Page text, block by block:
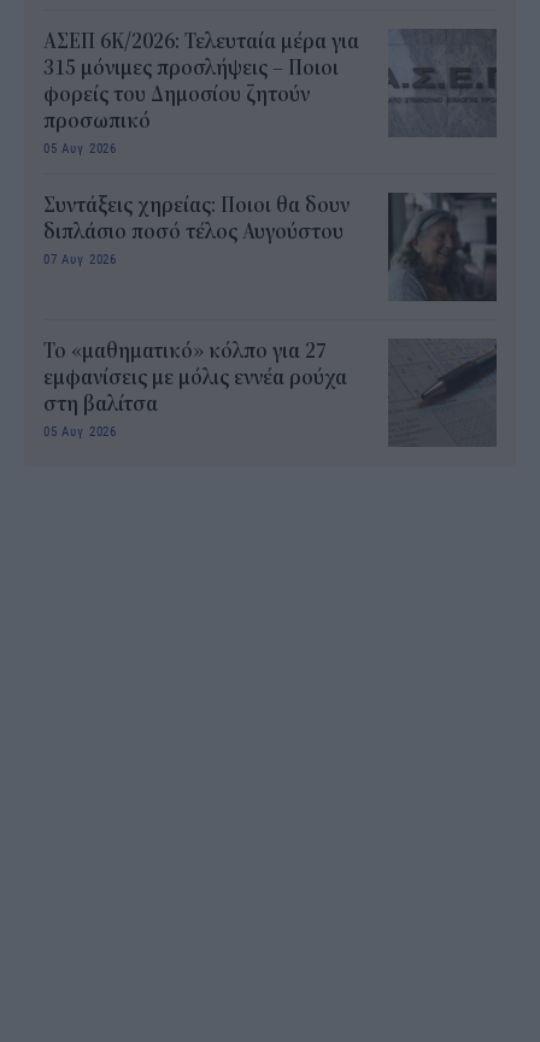
ΑΣΕΠ 6Κ/2026: Τελευταία μέρα για
315 μόνιμες προσλήψεις – Ποιοι
φορείς του Δημοσίου ζητούν
προσωπικό
05 Αυγ 2026
Συντάξεις χηρείας: Ποιοι θα δουν
διπλάσιο ποσό τέλος Αυγούστου
07 Αυγ 2026
Το «μαθηματικό» κόλπο για 27
εμφανίσεις με μόλις εννέα ρούχα
στη βαλίτσα
05 Αυγ 2026